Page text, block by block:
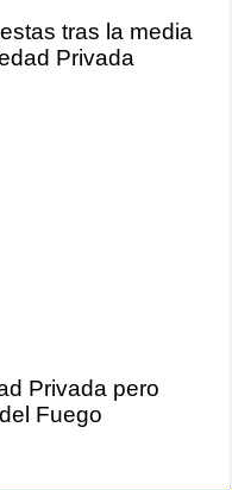
tras la media
Privada
Privada pero
Fuego